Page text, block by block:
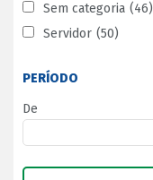
Sem categoria (46)
Servidor (50)
PERÍODO
De